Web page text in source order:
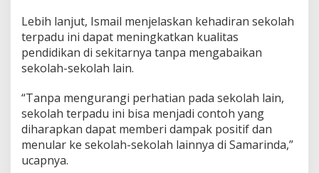
Lebih lanjut, Ismail menjelaskan kehadiran sekolah
terpadu ini dapat meningkatkan kualitas
pendidikan di sekitarnya tanpa mengabaikan
sekolah-sekolah lain.
“Tanpa mengurangi perhatian pada sekolah lain,
sekolah terpadu ini bisa menjadi contoh yang
diharapkan dapat memberi dampak positif dan
menular ke sekolah-sekolah lainnya di Samarinda,”
ucapnya.